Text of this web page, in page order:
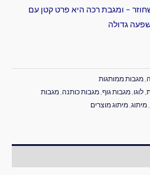
– ומגבת רכה היא פרט קטן עם
גדולה
,מגבות ממותגות
,לוגו,מגבות גוף,מגבות כותנה,מגבות
,מיתוג,מיתוג מוצרים